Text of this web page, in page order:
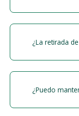
¿La retirada
¿Puedo